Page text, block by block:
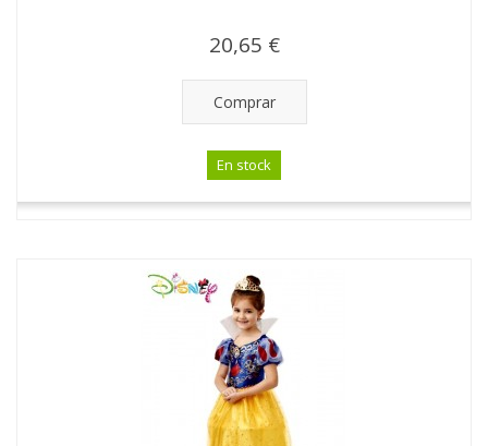
20,65 €
Comprar
En stock